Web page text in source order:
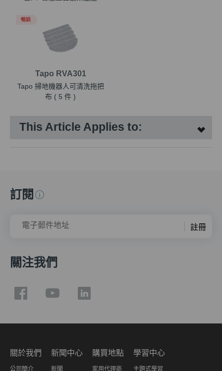
Tapo RVA301
Tapo 掃地機器人可清洗拖把
布 ( 5 件 )
暢銷
This Article Applies to:
訂閱
電子郵件地址 註冊
關注我們
關於我們
公司簡介
新聞中心
新聞
購買地點
家用代理商
學習中心
主題式學習